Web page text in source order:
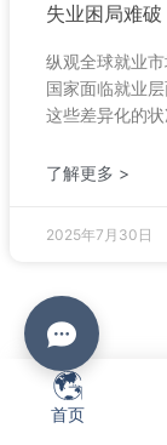
失业困局难
纵观全球就业
国家面临就业
这些差异化的
了解更多 >
2025年7月30日
首页